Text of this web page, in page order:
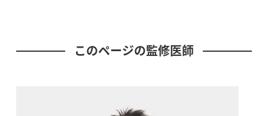
このページの監修医師